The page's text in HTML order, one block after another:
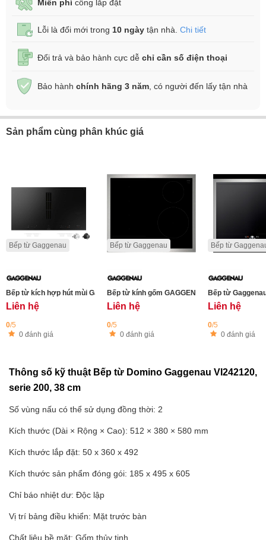
Miễn phícông lắp đặt
Lỗi là đổi mới trong 10 ngày tận nhà. Chi tiết
Đổi trả và bảo hành cực dễ chỉ cần số điện thoại
Bảo hành chính hãng 3 năm , có người đến lấy tận nhà
Sản phẩm cùng phân khúc giá
Bếp từ Gaggenau
Bếp từ kích hợp hút mùi Gaggenau CV492105 serie 400
Liên hệ
0/5
0 đánh giá
Bếp từ Gaggenau
Bếp từ kính gốm GAGGENAU CI261115 lắp
Liên hệ
0/5
0 đánh giá
Bếp từ
Liên hệ
0/5
0 đánh giá
Thông số kỹ thuật Bếp từ Domino Gaggenau VI242120,
serie 200, 38 cm
Số vùng nấu có thể sử dụng đồng thời: 2
Kích thước (Dài × Rộng × Cao): 512 × 380 × 580 mm
Kích thước lắp đặt: 50 x 360 x 492
Kích thước sản phẩm đóng gói: 185 x 495 x 605
Chỉ báo nhiệt dư: Độc lập
Vị trí bảng điều khiển: Mặt trước bàn
Chất liệu bề mặt: Gốm thủy tinh